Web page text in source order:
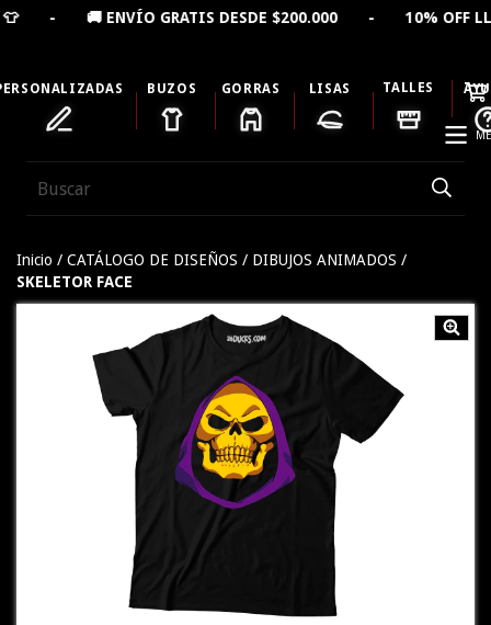
ENVÍO GRATIS DESDE $200.000 - 10% OFF
BUZOS GORRAS LISAS TALLES
Inicio / CATÁLOGO DE DISEÑOS / DIBUJOS ANIMADOS /
SKELETOR FACE